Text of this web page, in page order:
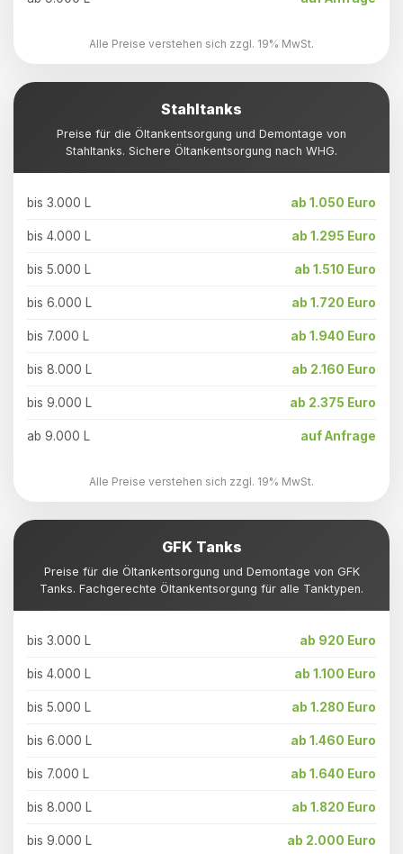
Alle Preise verstehen sich zzgl. 19% MwSt.
Stahltanks
Preise für die Öltankentsorgung und Demontage von
Stahltanks. Sichere Öltankentsorgung nach WHG.
bis 3.000 L ab 1.050 Euro
bis 4.000 L ab 1.295 Euro
bis 5.000 L ab 1.510 Euro
bis 6.000 L ab 1.720 Euro
bis 7.000 L ab 1.940 Euro
bis 8.000 L ab 2.160 Euro
bis 9.000 L ab 2.375 Euro
ab 9.000 L auf Anfrage
Alle Preise verstehen sich zzgl. 19% MwSt.
GFK Tanks
Preise für die Öltankentsorgung und Demontage von GFK
Tanks. Fachgerechte Öltankentsorgung für alle Tanktypen.
bis 3.000 L ab 920 Euro
bis 4.000 L ab 1.100 Euro
bis 5.000 L ab 1.280 Euro
bis 6.000 L ab 1.460 Euro
bis 7.000 L ab 1.640 Euro
bis 8.000 L ab 1.820 Euro
bis 9.000 L ab 2.000 Euro